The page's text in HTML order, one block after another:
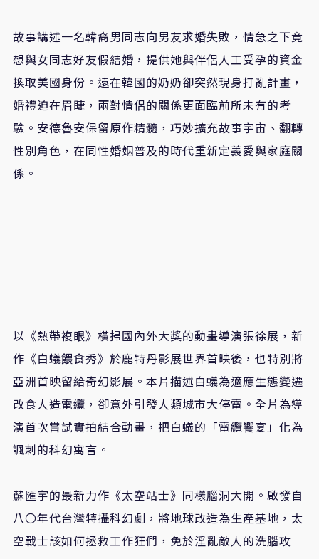
故事講述一名韓裔男同志向男友求婚失敗，情急之下竟
想與女同志好友假結婚，提供她與伴侶人工受孕的資金
換取美國身份。遠在韓國的奶奶卻突然現身打亂計畫，
婚禮迫在眉睫，兩對情侶的關係更面臨前所未有的考
驗。安德魯安保留原作精髓，巧妙擴充故事宇宙、翻轉
性別角色，在同性婚姻普及的時代重新定義愛與家庭關
係。
以《熱帶複眼》橫掃國內外大獎的動畫導演張徐展，新
作《白蟻餵食秀》於鹿特丹影展世界首映後，也特別將
亞洲首映留給奇幻影展。本片描述白蟻為適應生態變遷
改食人造電纜，卻意外引發人類城市大停電。全片為導
演首次嘗試實拍結合動畫，把白蟻的「電纜饗宴」化為
諷刺的科幻寓言。
蘇匯宇的最新力作《太空站士》同樣腦洞大開。啟發自
八〇年代台灣特攝科幻劇，將地球改造為生產基地，太
空戰士該如何拯救工作狂們，免於淫亂敵人的洗腦攻